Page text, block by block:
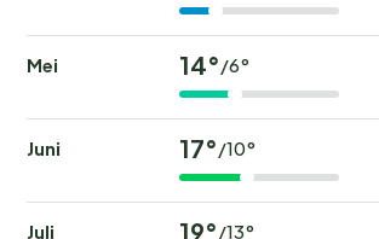
Mei 14°/6°
Juni 17°/10°
Juli 19°/13°